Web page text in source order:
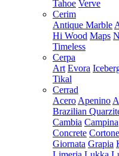
Tahoe Verve
Cerim
Antique Marble
Hi Wood Maps
Timeless
Cerpa
Art Evora
Tikal
Cerrad
Acero Apenino
Brazilian
Cambia Campina
Concrete Cortone
Giornata Grapia